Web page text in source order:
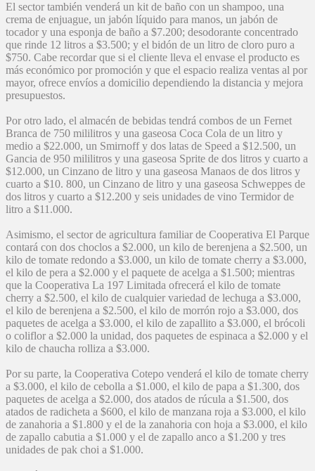
El sector también venderá un kit de baño con un shampoo, una
crema de enjuague, un jabón líquido para manos, un jabón de
tocador y una esponja de baño a $7.200; desodorante concentrado
que rinde 12 litros a $3.500; y el bidón de un litro de cloro puro a
$750. Cabe recordar que si el cliente lleva el envase el producto es
más económico por promoción y que el espacio realiza ventas al por
mayor, ofrece envíos a domicilio dependiendo la distancia y mejora
presupuestos.
Por otro lado, el almacén de bebidas tendrá combos de un Fernet
Branca de 750 mililitros y una gaseosa Coca Cola de un litro y
medio a $22.000, un Smirnoff y dos latas de Speed a $12.500, un
Gancia de 950 mililitros y una gaseosa Sprite de dos litros y cuarto a
$12.000, un Cinzano de litro y una gaseosa Manaos de dos litros y
cuarto a $10. 800, un Cinzano de litro y una gaseosa Schweppes de
dos litros y cuarto a $12.200 y seis unidades de vino Termidor de
litro a $11.000.
Asimismo, el sector de agricultura familiar de Cooperativa El Parque
contará con dos choclos a $2.000, un kilo de berenjena a $2.500, un
kilo de tomate redondo a $3.000, un kilo de tomate cherry a $3.000,
el kilo de pera a $2.000 y el paquete de acelga a $1.500; mientras
que la Cooperativa La 197 Limitada ofrecerá el kilo de tomate
cherry a $2.500, el kilo de cualquier variedad de lechuga a $3.000,
el kilo de berenjena a $2.500, el kilo de morrón rojo a $3.000, dos
paquetes de acelga a $3.000, el kilo de zapallito a $3.000, el brócoli
o coliflor a $2.000 la unidad, dos paquetes de espinaca a $2.000 y el
kilo de chaucha rolliza a $3.000.
Por su parte, la Cooperativa Cotepo venderá el kilo de tomate cherry
a $3.000, el kilo de cebolla a $1.000, el kilo de papa a $1.300, dos
paquetes de acelga a $2.000, dos atados de rúcula a $1.500, dos
atados de radicheta a $600, el kilo de manzana roja a $3.000, el kilo
de zanahoria a $1.800 y el de la zanahoria con hoja a $3.000, el kilo
de zapallo cabutia a $1.000 y el de zapallo anco a $1.200 y tres
unidades de pak choi a $1.000.